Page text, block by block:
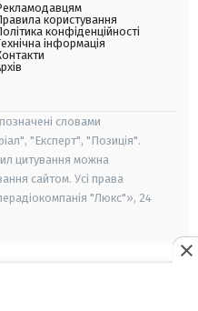
користування
конфіденційності
інформація
словами
"Експерт", "Позиція".
цитування можна
сайтом. Усі права
"Люкс"», 24